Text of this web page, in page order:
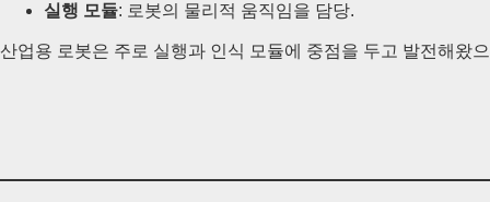
실행 모듈: 로봇의 물리적 움직임을 담당.
산업용 로봇은 주로 실행과 인식 모듈에 중점을 두고 발전해왔